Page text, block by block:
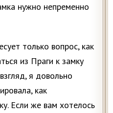
нужно непременно
только вопрос, как
из Праги к замку
я довольно
как
Если же вам хотелось